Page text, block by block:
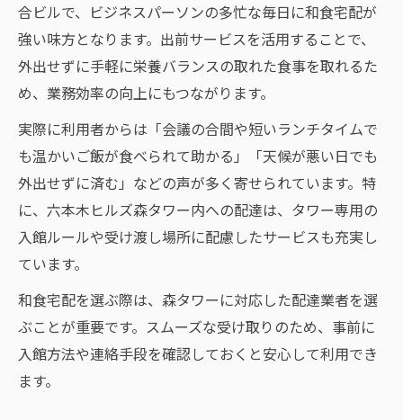
高品質な和食宅配の見極め方を解説
和食出前で失敗しない注文のコツ
宅配和食を選ぶときのチェックリスト
和食宅配の利便性を引き出す注文術
六本木エリアで人気の和食出前利用法
和食宅配を賢く使うためのタイミング
オフィスに最適な和食出前の頼み方
合ビルで、ビジネスパーソンの多忙な毎日に和食宅配が
強い味方となります。出前サービスを活用することで、
外出せずに手軽に栄養バランスの取れた食事を取れるた
め、業務効率の向上にもつながります。
実際に利用者からは「会議の合間や短いランチタイムで
も温かいご飯が食べられて助かる」「天候が悪い日でも
外出せずに済む」などの声が多く寄せられています。特
に、六本木ヒルズ森タワー内への配達は、タワー専用の
入館ルールや受け渡し場所に配慮したサービスも充実し
ています。
和食宅配を選ぶ際は、森タワーに対応した配達業者を選
ぶことが重要です。スムーズな受け取りのため、事前に
入館方法や連絡手段を確認しておくと安心して利用でき
ます。